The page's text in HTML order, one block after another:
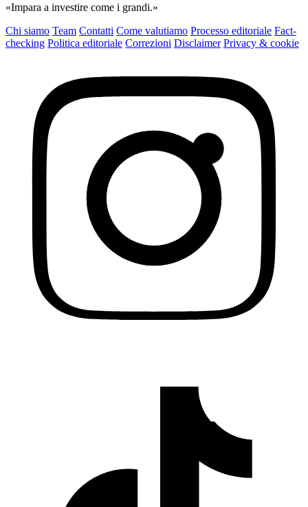
«Impara a investire come i grandi.»
Chi siamo Team Contatti Come valutiamo Processo editoriale Fact-
checking Politica editoriale Correzioni Disclaimer Privacy & cookie